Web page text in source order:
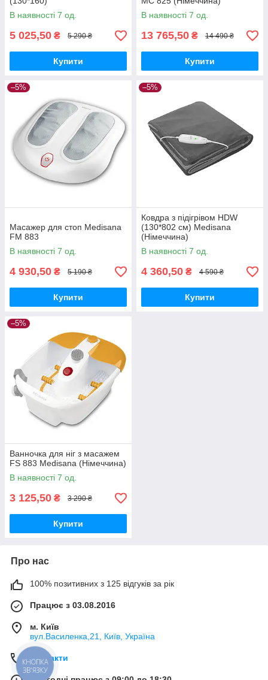
В наявності 7 од.
5 025,50 ₴ 5 290 ₴
Купити
В наявності 7 од.
13 765,50 ₴ 14 490 ₴
Купити
–5%
Масажер для стоп Medisana
FM 883
В наявності 7 од.
4 930,50 ₴ 5 190 ₴
Купити
–5%
Ковдра з підігрівом HDW
(130*802 см) Medisana
(Німеччина)
В наявності 7 од.
4 360,50 ₴ 4 590 ₴
Купити
–5%
Ванночка для ніг з масажем
FS 883 Medisana (Німеччина)
В наявності 7 од.
3 125,50 ₴ 3 290 ₴
Купити
Про нас
100% позитивних з 125 відгуків за рік
Працює з 03.08.2016
м. Київ
вул.Василенка,21, Київ, Україна
Контакти
КНОПКА
ЗВ'ЯЗКУ